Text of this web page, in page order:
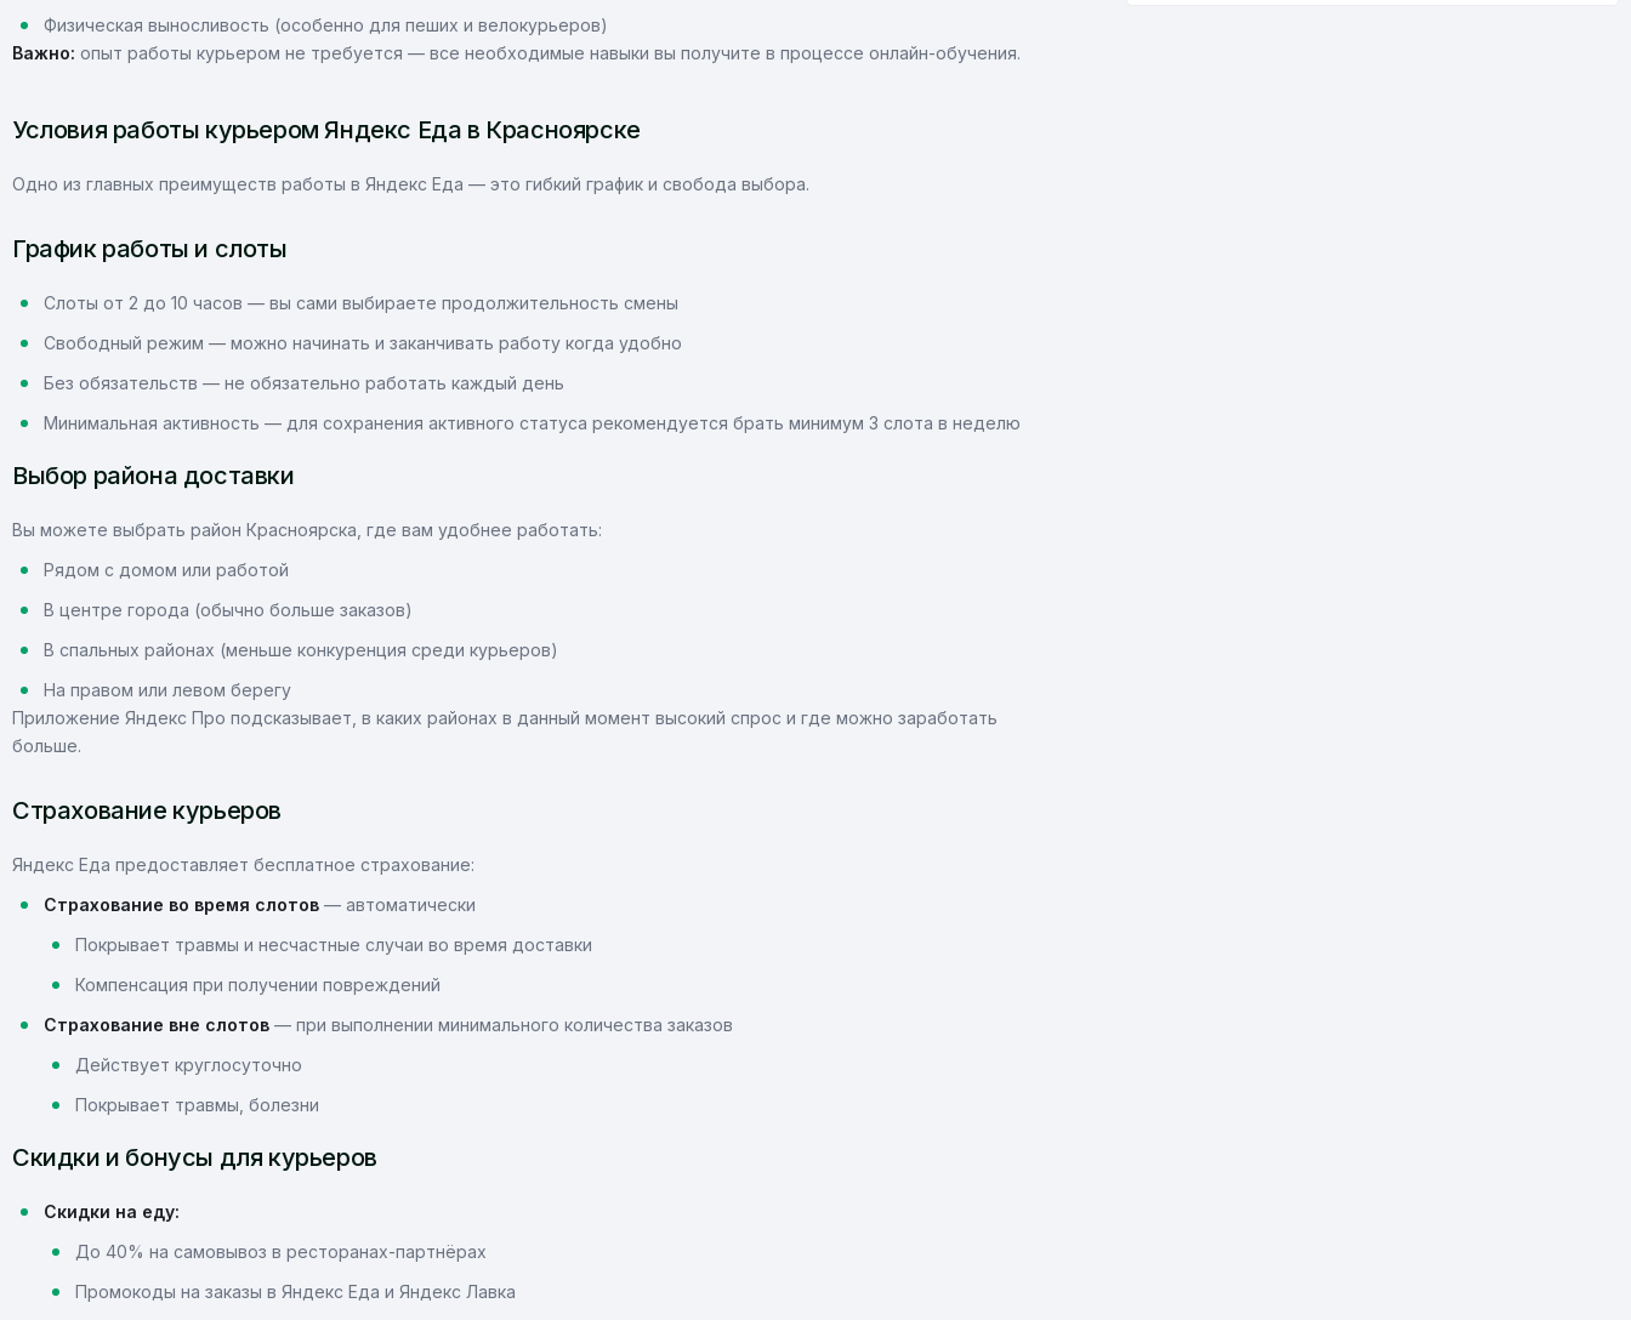
Физическая выносливость (особенно для пеших и велокурьеров)
Важно: опыт работы курьером не требуется — все необходимые навыки вы получите в процессе онлайн-обучения.
Условия работы курьером Яндекс Еда в Красноярске
Одно из главных преимуществ работы в Яндекс Еда — это гибкий график и свобода выбора.
График работы и слоты
Слоты от 2 до 10 часов — вы сами выбираете продолжительность смены
Свободный режим — можно начинать и заканчивать работу когда удобно
Без обязательств — не обязательно работать каждый день
Минимальная активность — для сохранения активного статуса рекомендуется брать минимум 3 слота в неделю
Выбор района доставки
Вы можете выбрать район Красноярска, где вам удобнее работать:
Рядом с домом или работой
В центре города (обычно больше заказов)
В спальных районах (меньше конкуренция среди курьеров)
На правом или левом берегу
Приложение Яндекс Про подсказывает, в каких районах в данный момент высокий спрос и где можно заработать
больше.
Страхование курьеров
Яндекс Еда предоставляет бесплатное страхование:
Страхование во время слотов — автоматически
Покрывает травмы и несчастные случаи во время доставки
Компенсация при получении повреждений
Страхование вне слотов — при выполнении минимального количества заказов
Действует круглосуточно
Покрывает травмы, болезни
Скидки и бонусы для курьеров
Скидки на еду:
До 40% на самовывоз в ресторанах-партнёрах
Промокоды на заказы в Яндекс Еда и Яндекс Лавка